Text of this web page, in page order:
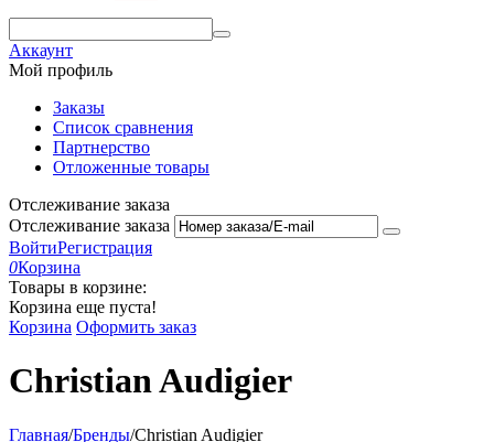
Аккаунт
Мой профиль
Заказы
Список сравнения
Партнерство
Отложенные товары
Отслеживание заказа
Отслеживание заказа
ВойтиРегистрация
0Корзина
Товары в корзине:
Корзина еще пуста!
Корзина Оформить заказ
Christian Audigier
Главная/Бренды/Christian Audigier